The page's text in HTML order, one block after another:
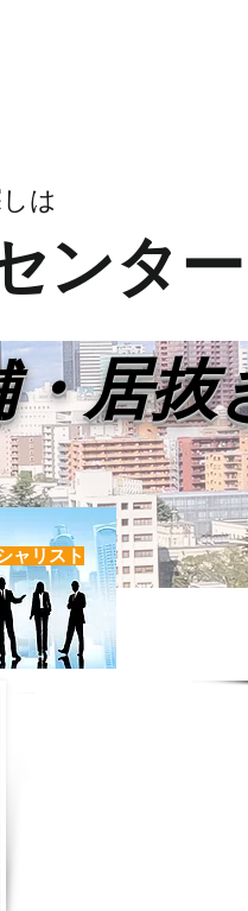
は
ンター
店舗・居抜き一
居抜
ャリスト